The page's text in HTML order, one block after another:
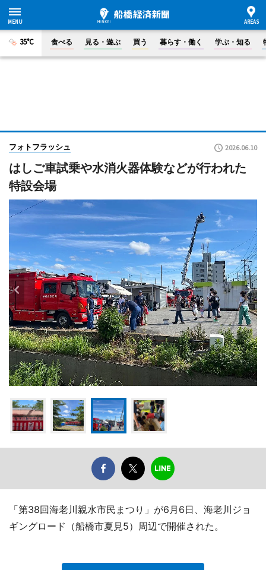
35°C 食べる 見る・遊ぶ 買う 暮らす・働く 学ぶ・知る
フォトフラッシュ 2026.06.10
はしご車試乗や水消火器体験などが行われた
特設会場
「第38回海老川親水市民まつり」が6月6日、海老川ジョ
ギングロード（船橋市夏見5）周辺で開催された。